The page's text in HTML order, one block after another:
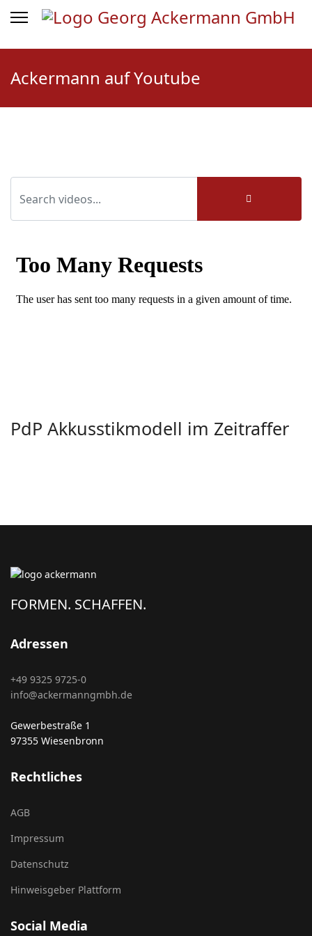
Ackermann auf Youtube
PdP Akkusstikmodell im Zeitraffer
FORMEN. SCHAFFEN.
Adressen
+49 9325 9725-0
info@ackermanngmbh.de
Gewerbestraße 1
97355 Wiesenbronn
Rechtliches
AGB
Impressum
Datenschutz
Hinweisgeber Plattform
Social Media